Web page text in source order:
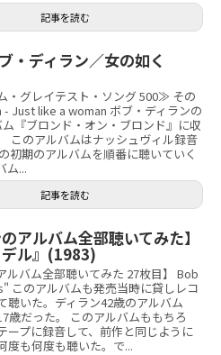
記事を読む
・ディラン／女の如く
・グレイテスト・ソング 500≫ その
- Just like a woman ボブ・ディランの
『ブロンド・オン・ブロンド』に収
このアルバムはナッシュヴィル録音
初期のアルバムを順番に聴いていく
ム...
記事を読む
のアルバム全部聴いてみた】
デル』(1983)
ルバム全部聴いてみた 27枚目】 Bob
このアルバムも発売当時に貸しレコ
聴いた。ディラン42歳のアルバム
歳だった。 このアルバムももちろ
ープに録音して、前作と同じように
度も何度も聴いた。で...